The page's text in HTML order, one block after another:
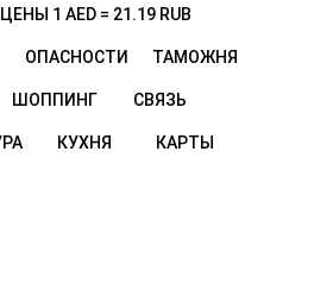
ЦЕНЫ 1 AED = 21.19 RUB
ОПАСНОСТИ ТАМОЖНЯ
ШОППИНГ СВЯЗЬ
КУХНЯ КАРТЫ